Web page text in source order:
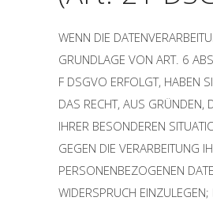
WENN DIE
GRUNDLAGE VON ART. 6
F DSGVO ERFOLGT, HABEN
DAS RECHT, AUS GRÜNDEN,
IHRER BESONDEREN
GEGEN DIE VERARBEITUNG
PERSONENBEZOGENEN
WIDERSPRUCH EINZULEGEN;